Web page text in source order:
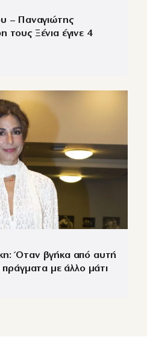
– Παναγιώτης
τους Ξένια έγινε 4
Όταν βγήκα από αυτή
πράγματα με άλλο μάτι